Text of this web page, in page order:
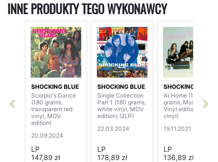
INNE PRODUKTY TEGO WYKONAWCY
SHOCKING BLUE
Scorpio's Dance
(180 grams,
transparent red
vinyl, MOV
edition)
20.09.2024
LP
147,89 zł
SHOCKING BLUE
Single Collection
Part 1 (180 grams,
white vinyl, MOV
edition) (2LP)
22.03.2024
LP
178,89 zł
SHOCKING BLUE
At Home (180
grams, Music On
Vinyl edition, pink
vinyl)
19.11.2021
LP
136,89 zł